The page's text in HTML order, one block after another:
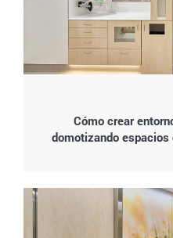
Cómo crear
domotizando